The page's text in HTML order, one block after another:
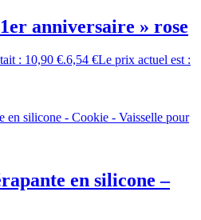
anniversaire » rose
: 10,90 €.6,54 €Le prix actuel est :
en silicone –